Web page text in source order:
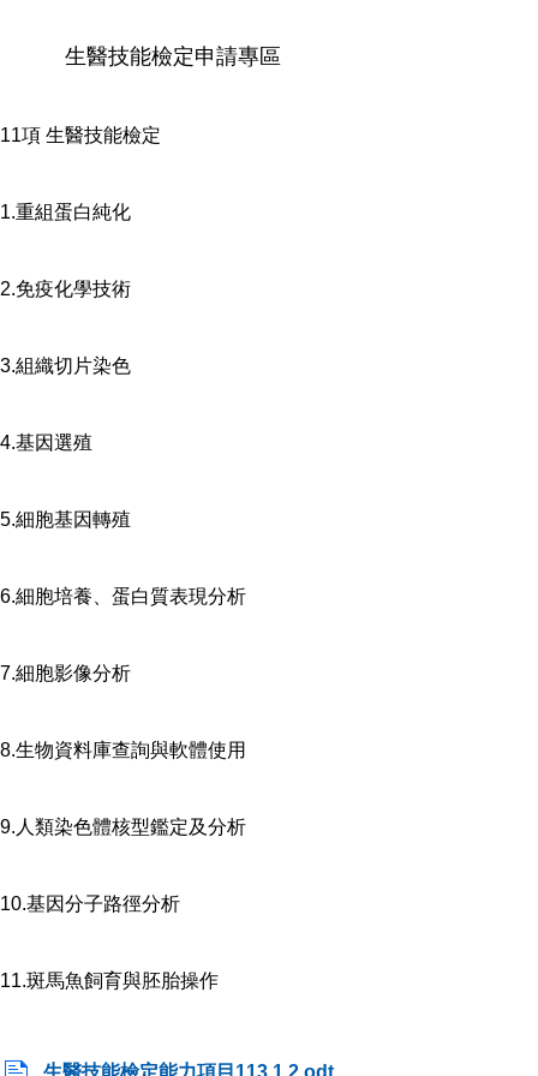
生醫技能檢定申請專區
11項 生醫技能檢定
1.重組蛋白純化
2.免疫化學技術
3.組織切片染色
4.基因選殖
5.細胞基因轉殖
6.細胞培養、蛋白質表現分析
7.細胞影像分析
8.生物資料庫查詢與軟體使用
9.人類染色體核型鑑定及分析
10.基因分子路徑分析
11.斑馬魚飼育與胚胎操作